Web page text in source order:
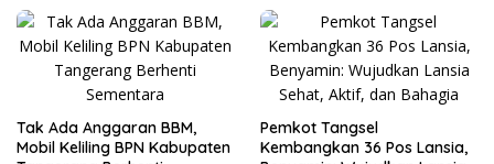
Tak Ada Anggaran BBM,
Mobil Keliling BPN Kabupaten
Pemkot Tangsel
Kembangkan 36 Pos Lansia,